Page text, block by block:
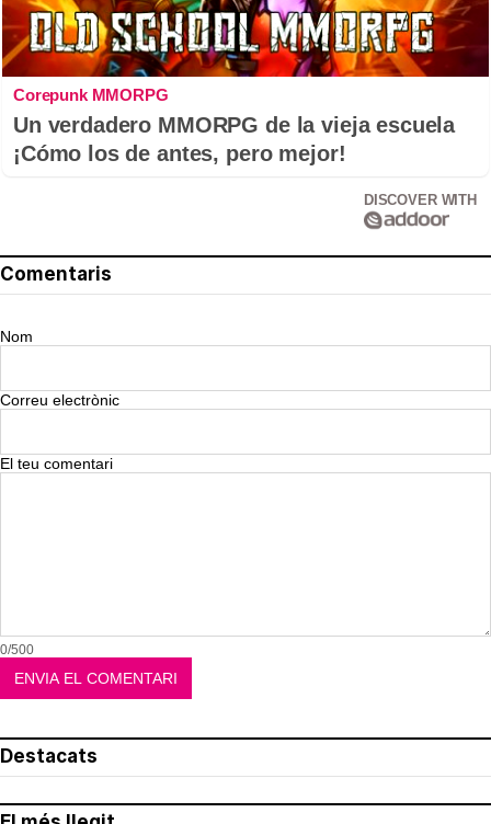
Corepunk MMORPG
Un verdadero MMORPG de la vieja escuela
¡Cómo los de antes, pero mejor!
DISCOVER WITH
Comentaris
Nom
Correu electrònic
El teu comentari
0/500
Destacats